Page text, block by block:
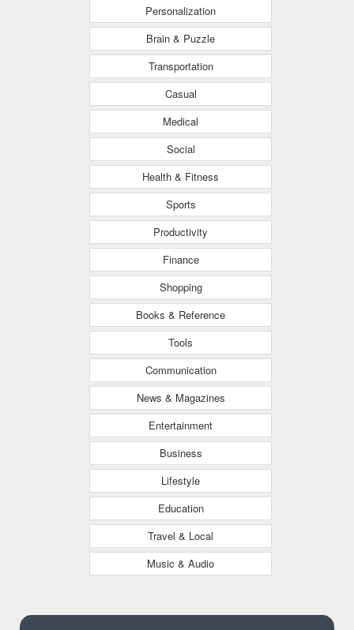
Personalization
Brain & Puzzle
Transportation
Casual
Medical
Social
Health & Fitness
Sports
Productivity
Finance
Shopping
Books & Reference
Tools
Communication
News & Magazines
Entertainment
Business
Lifestyle
Education
Travel & Local
Music & Audio